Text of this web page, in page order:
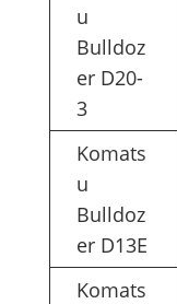
u
Bulldoz
er D20-
3
Komats
u
Bulldoz
er D13E
Komats